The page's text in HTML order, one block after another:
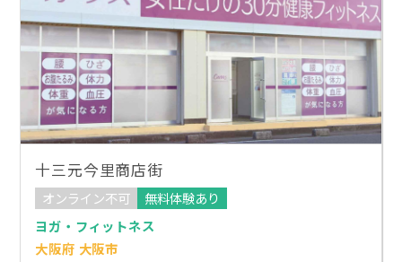
十三元今里商店街
オンライン不可
無料体験あり
ヨガ・フィットネス
大阪府 大阪市